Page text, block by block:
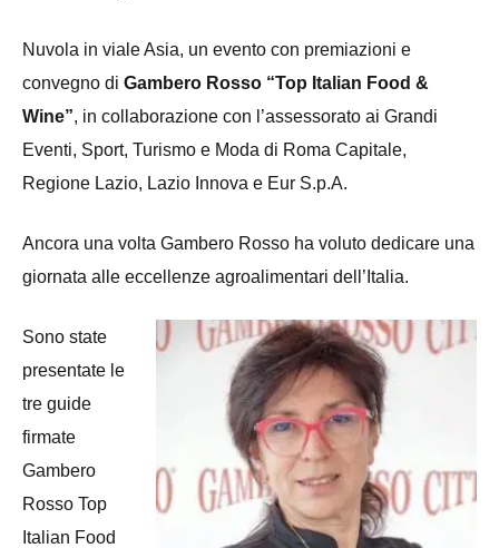
Nuvola in viale Asia, un evento con premiazioni e
convegno di Gambero Rosso “Top Italian Food &
Wine”, in collaborazione con l’assessorato ai Grandi
Eventi, Sport, Turismo e Moda di Roma Capitale,
Regione Lazio, Lazio Innova e Eur S.p.A.
Ancora una volta Gambero Rosso ha voluto dedicare una
giornata alle eccellenze agroalimentari dell’Italia.
Sono state
presentate le
tre guide
firmate
Gambero
Rosso Top
Italian Food